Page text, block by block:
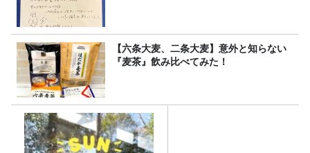
【六条大麦、二条大麦】意外と知らない
『麦茶』飲み比べてみた！